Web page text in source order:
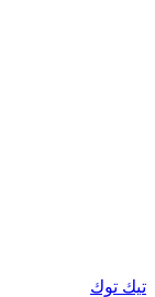
تيك توك